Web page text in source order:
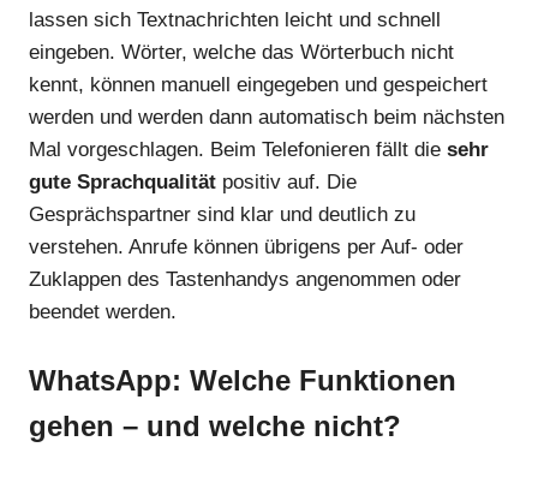
lassen sich Textnachrichten leicht und schnell
eingeben. Wörter, welche das Wörterbuch nicht
kennt, können manuell eingegeben und gespeichert
werden und werden dann automatisch beim nächsten
Mal vorgeschlagen. Beim Telefonieren fällt die sehr
gute Sprachqualität positiv auf. Die
Gesprächspartner sind klar und deutlich zu
verstehen. Anrufe können übrigens per Auf- oder
Zuklappen des Tastenhandys angenommen oder
beendet werden.
WhatsApp: Welche Funktionen
gehen – und welche nicht?